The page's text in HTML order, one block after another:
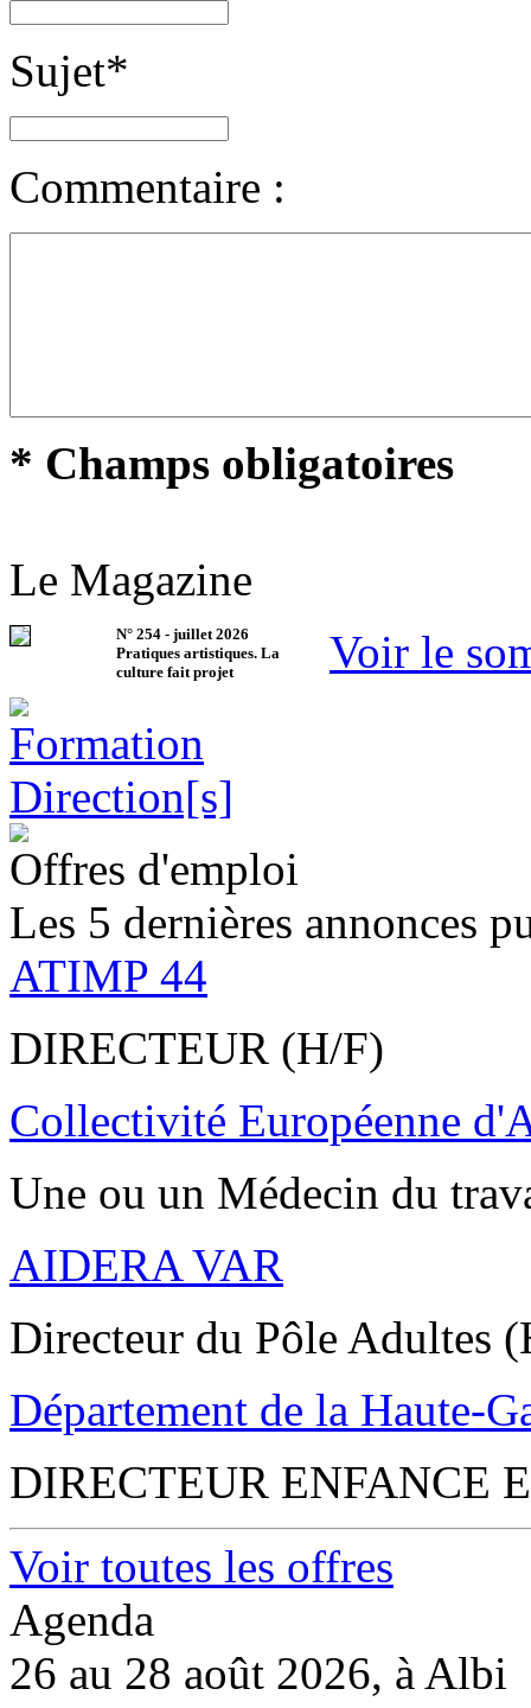
Sujet*
Commentaire :
* Champs obligatoires
Le Magazine
N° 254 - juillet 2026
Pratiques artistiques. La
culture fait projet
Voir le
Offres d'emploi
Les 5 dernières annonces
ATIMP 44
DIRECTEUR (H/F)
Collectivité Européenne
Une ou un Médecin du
AIDERA VAR
Directeur du Pôle Adultes
Département de la Haute-
DIRECTEUR ENFANCE
Voir toutes les offres
Agenda
26 au 28 août 2026, à Albi